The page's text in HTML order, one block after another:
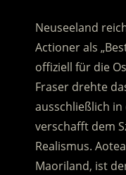
Neuseeland
Actioner als
offiziell für die
Fraser drehte
ausschließlich
verschafft dem
Realismus.
Maoriland, ist